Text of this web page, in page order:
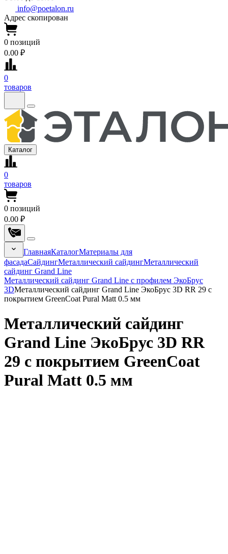
info@poetalon.ru
Адрес скопирован
0 позиций
0.00 ₽
0
товаров
Каталог
0
товаров
0 позиций
0.00 ₽
ГлавнаяКаталогМатериалы для
фасадаСайдингМеталлический сайдингМеталлический
сайдинг Grand Line
Металлический сайдинг Grand Line с профилем ЭкоБрус
3DМеталлический сайдинг Grand Line ЭкоБрус 3D RR 29 с
покрытием GreenCoat Pural Matt 0.5 мм
Металлический сайдинг
Grand Line ЭкоБрус 3D RR
29 с покрытием GreenCoat
Pural Matt 0.5 мм